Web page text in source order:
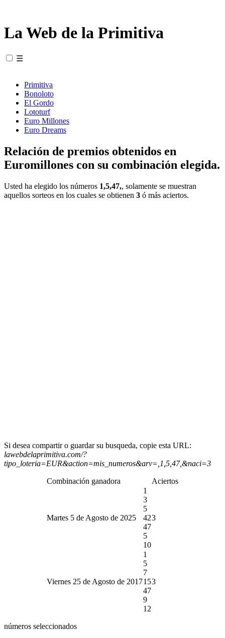
La Web de la Primitiva
☰
Primitiva
Bonoloto
El Gordo
Lototurf
Euro Millones
Euro Dreams
Relación de premios obtenidos en
Euromillones con su combinación elegida.
Usted ha elegido los números 1,5,47,, solamente se muestran
aquellos sorteos en los cuales se obtienen 3 ó más aciertos.
Si desea compartir o guardar su busqueda, copie esta URL:
lawebdelaprimitiva.com/?
tipo_loteria=EUR&action=mis_numeros&arv=,1,5,47,&naci=3
Combinación ganadora Aciertos
Martes 5 de Agosto de 2025
1
3
5
42
47
5
10
3
Viernes 25 de Agosto de 2017
1
5
7
15
47
9
12
3
números seleccionados